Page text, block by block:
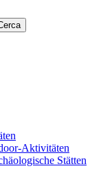
Aktivitäten
Stätten